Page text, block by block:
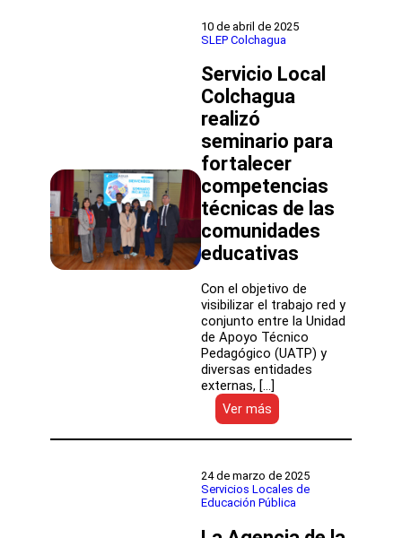
con
equipo
la
de
Técnico
Pedagógico
del
SLEP
Aysén
10 de abril de 2025
SLEP Colchagua
Servicio Local
Colchagua
realizó
seminario para
fortalecer
competencias
técnicas de las
comunidades
educativas
Con el objetivo de
visibilizar el trabajo red y
conjunto entre la Unidad
de Apoyo Técnico
Pedagógico (UATP) y
diversas entidades
externas, […]
Ver más
Servicio
Local
realizó
seminario
para
24 de marzo de 2025
Servicios Locales de
Educación Pública